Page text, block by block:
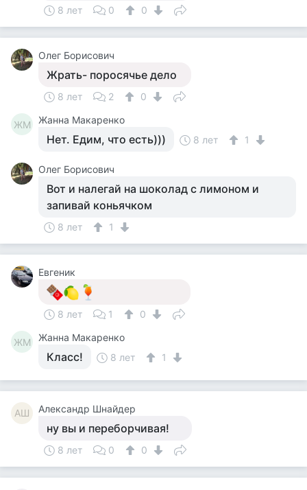
8 лет 0 0
Олег Борисович
Жрать- поросячье дело
8 лет 2 0
ЖМ Жанна Макаренко
Нет. Едим, что есть))) 8 лет 1
Олег Борисович
Вот и налегай на шоколад с лимоном и
запивай коньячком
8 лет 1
Евгеник
8 лет 1 0
ЖМ Жанна Макаренко
Класс! 8 лет 1
АШ Александр Шнайдер
ну вы и переборчивая!
8 лет 0 0